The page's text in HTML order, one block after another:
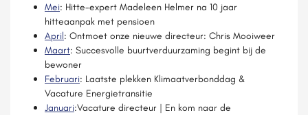
Mei: Hitte-expert Madeleen Helmer na 10 jaar
hitteaanpak met pensioen
April: Ontmoet onze nieuwe directeur: Chris Mooiweer
Maart: Succesvolle buurtverduurzaming begint bij de
bewoner
Februari: Laatste plekken Klimaatverbonddag &
Vacature Energietransitie
Januari:Vacature directeur | En kom naar de